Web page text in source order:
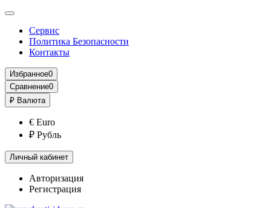
Сервис
Политика Безопасности
Контакты
Избранное0
Сравнение0
₽ Валюта
€ Euro
₽ Рубль
Личный кабинет
Авторизация
Регистрация